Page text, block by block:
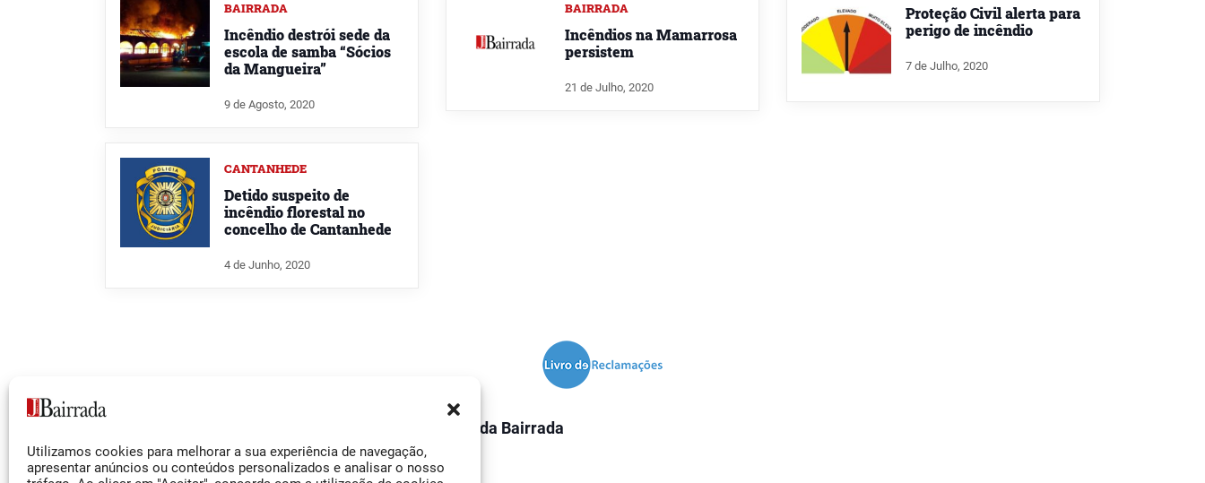
Utilizamos cookies para melhorar a sua experiência de navegação,
apresentar anúncios ou conteúdos personalizados e analisar o nosso
BAIRRADA
Incêndio destrói sede da
escola de samba “Sócios
da Mangueira”
9 de Agosto, 2020
BAIRRADA
Incêndios na Mamarrosa
persistem
21 de Julho, 2020
Proteção Civil alerta para
perigo de incêndio
7 de Julho, 2020
CANTANHEDE
Detido suspeito de
incêndio florestal no
concelho de Cantanhede
4 de Junho, 2020
Facebook
O Jornal da Bairrada
Contactos